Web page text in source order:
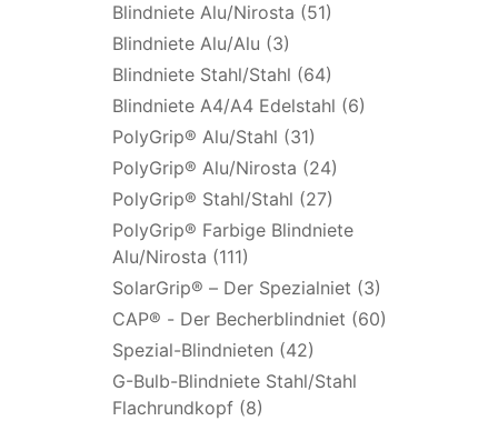
Blindniete Alu/Nirosta (51)
Blindniete Alu/Alu (3)
Blindniete Stahl/Stahl (64)
Blindniete A4/A4 Edelstahl (6)
PolyGrip® Alu/Stahl (31)
PolyGrip® Alu/Nirosta (24)
PolyGrip® Stahl/Stahl (27)
PolyGrip® Farbige Blindniete
Alu/Nirosta (111)
SolarGrip® – Der Spezialniet (3)
CAP® - Der Becherblindniet (60)
Spezial-Blindnieten (42)
G-Bulb-Blindniete Stahl/Stahl
Flachrundkopf (8)